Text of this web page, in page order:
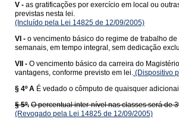
V - as gratificações por exercício em local ou
previstas nesta lei.
(Incluído pela Lei 14825 de 12/09/2005)
VI - o vencimento básico do regime de trabalho
semanais, em tempo integral, sem dedicação
VII - O vencimento básico da carreira do
vantagens, conforme previsto em lei. (Dispositivo
§ 4º A É vedado o cômputo de quaisquer
§ 5º. O percentual inter-nível nas classes será de
(Revogado pela Lei 14825 de 12/09/2005)